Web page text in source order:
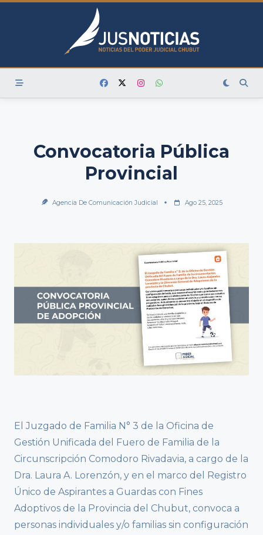
Skip
Convocatoria Pública
Provincial
Agencia De Comunicación Judicial Ago 25, 2025
El Juzgado de Familia N° 3 de la Oficina de
Gestión Unificada del Fuero de Familia de la
Circunscripción Comodoro Rivadavia, a cargo de la
Dra. Laura A. Lorenzón, y en el marco del Registro
Único de Aspirantes a Guardas con Fines
Adoptivos de la Provincia del Chubut, convoca a
personas individuales y/o familias sin configuración